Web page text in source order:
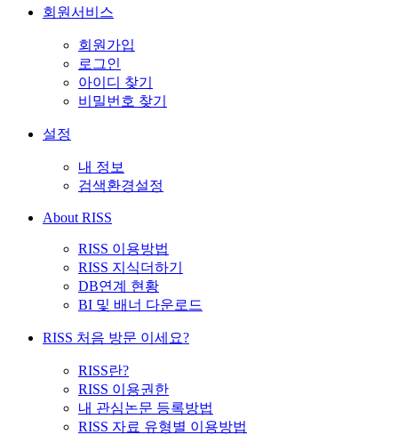
회원서비스
회원가입
로그인
아이디 찾기
비밀번호 찾기
설정
내 정보
검색환경설정
About RISS
RISS 이용방법
RISS 지식더하기
DB연계 현황
BI 및 배너 다운로드
RISS 처음 방문 이세요?
RISS란?
RISS 이용권한
내 관심논문 등록방법
RISS 자료 유형별 이용방법